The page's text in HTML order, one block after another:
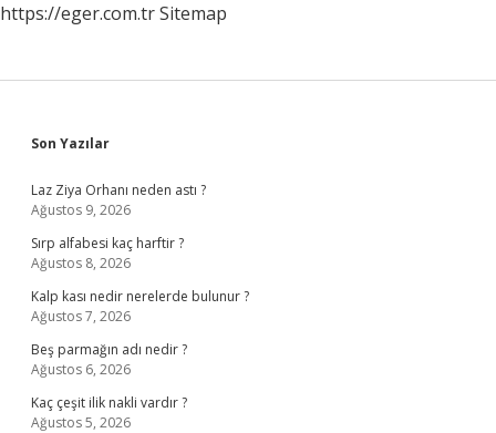
https://eger.com.trSitemap
Sidebar
Son Yazılar
Laz Ziya Orhanı neden astı ?
Ağustos 9, 2026
Sırp alfabesi kaç harftir ?
Ağustos 8, 2026
Kalp kası nedir nerelerde bulunur ?
Ağustos 7, 2026
Beş parmağın adı nedir ?
Ağustos 6, 2026
Kaç çeşit ilik nakli vardır ?
Ağustos 5, 2026